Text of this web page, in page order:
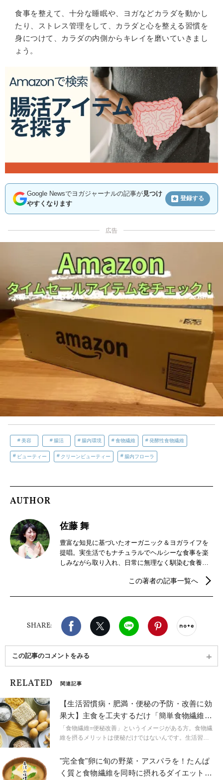
食事を整えて、十分な睡眠や、ヨガなどカラダを動かし
たり、ストレス管理をして、カラダと心を整える習慣を
身につけて、カラダの内側からキレイを磨いていきまし
ょう。
Google Newsでヨガジャーナルの記事が見つけ
やすくなります
登録する
広告
美容 腸活 腸内環境 食物繊維 発酵性食物繊維
ビューティー クリーンビューティー 腸内フローラ
AUTHOR
佐藤 舞
豊富な知見に基づいたオーガニック＆ヨガライフを
提唱。実生活でもナチュラルでヘルシーな食事を楽
しみながら取り入れ、日常に無理なく馴染む食養生
育む、心潤うライフスタイルを発信中。
この著者の記事一覧へ
SHARE:
Facebook X（旧twitter）
LINE Pinterest
この記事のコメントをみる
RELATED 関連記事
【生活習慣病・肥満・便秘の予防・改善に効
果大】主食を工夫するだけ「簡単食物繊維ア
ップ術」
「食物繊維=便秘改善」というイメージがある方。食物繊
維を摂るメリットは便秘だけではないんです。生活習慣
く関わっています。そこで食物繊維を摂ることにどのよ
うなメリットがあるのか、どうやったら簡単に摂れるの
かをご紹介します。
"完全食"卵に旬の野菜・アスパラを！たんぱ
く質と食物繊維を同時に摂れるダイエット味